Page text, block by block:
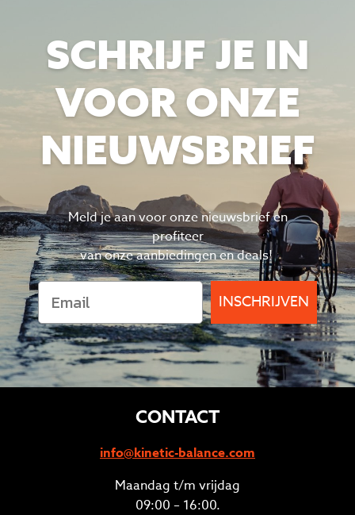
SCHRIJF JE IN
VOOR ONZE
NIEUWSBRIEF
Meld je aan voor onze nieuwsbrief en
profiteer
vanonze aanbiedingen en deals!
INSCHRIJVEN
CONTACT
info@kinetic-balance.com
Maandag t/m vrijdag
09:00 – 16:00.